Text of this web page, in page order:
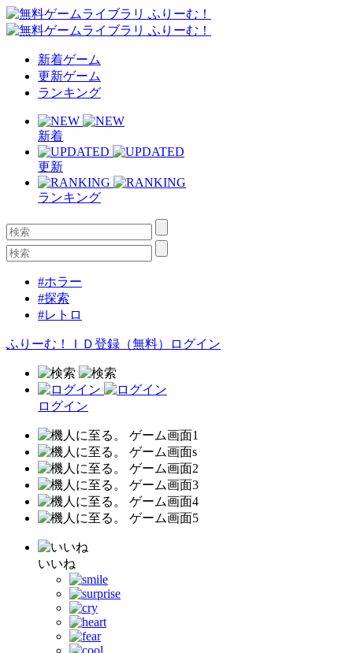
新着ゲーム
更新ゲーム
ランキング
新着
更新
ランキング
#ホラー
#探索
#レトロ
ふりーむ！ＩＤ登録（無料） ログイン
ログイン
いいね